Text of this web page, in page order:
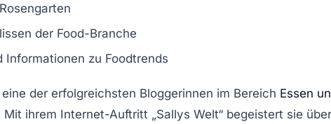
Rosengarten
der Food-Branche
Informationen zu Foodtrends
der erfolgreichsten Bloggerinnen im Bereich Essen
ihrem Internet-Auftritt „Sallys Welt“ begeistert sie